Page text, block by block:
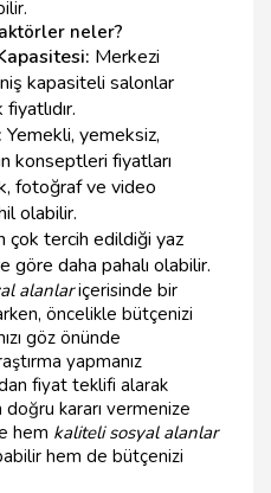
neler?
Merkezi
kapasiteli salonlar
Yemekli, yemeksiz,
konseptleri fiyatları
fotoğraf ve video
olabilir.
çok tercih edildiği yaz
göre daha pahalı olabilir.
alanlariçerisinde bir
öncelikle bütçenizi
göz önünde
yapmanız
fiyat teklifi alarak
doğru kararı vermenize
hem kaliteli sosyal alanlar
hem de bütçenizi